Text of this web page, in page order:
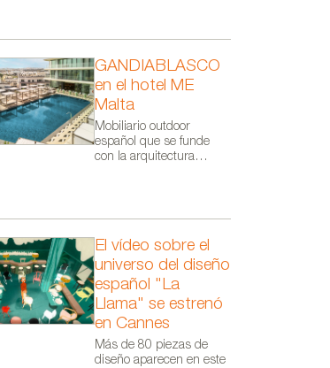
Butaca en haya maciza
envejecido y negro de Tecni
GANDIABLASCO
en el hotel ME
Malta
Mobiliario outdoor
español que se funde
con la arquitectura
El vídeo sobre el
universo del diseño
español "La
Llama" se estrenó
en Cannes
Más de 80 piezas de
diseño aparecen en este